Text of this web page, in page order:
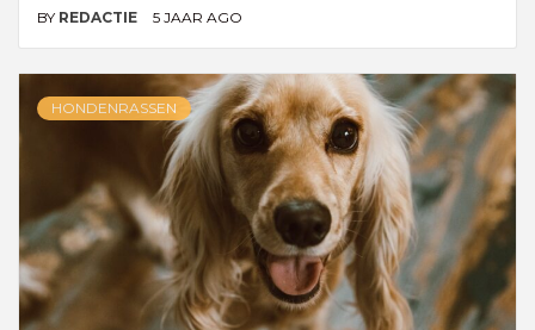
BY REDACTIE 5 JAAR AGO
HONDENRASSEN